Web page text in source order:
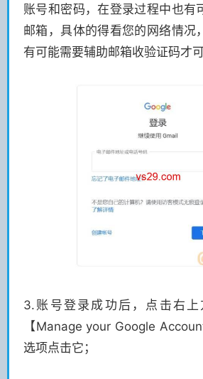
账号和密码，在登录过程中也有
邮箱，具体的得看您的网络情况
有可能需要辅助邮箱收验证码才
3.账号登录成功后，点击右上
【Manage your Google
选项点击它；